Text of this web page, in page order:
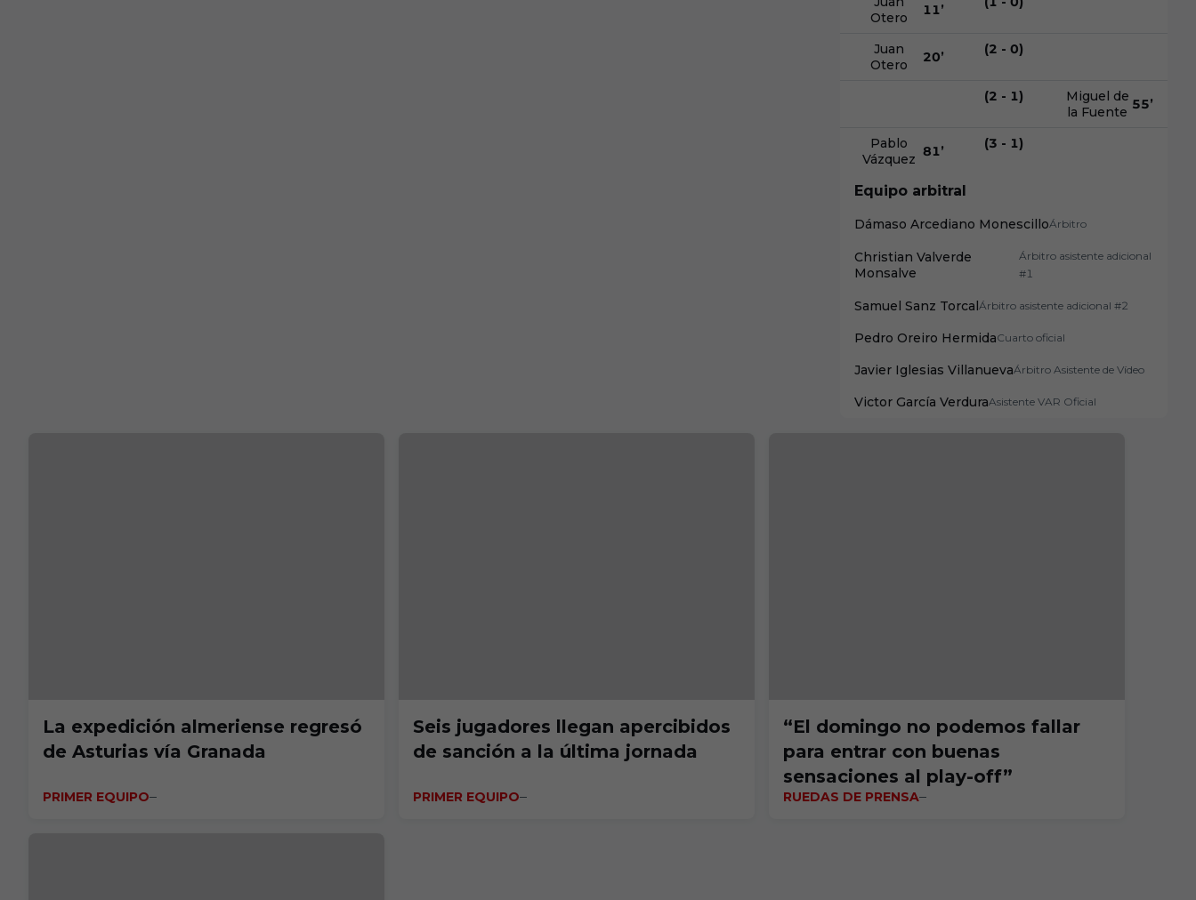
Otero
11’
Juan
Otero
20’ (2 - 0)
(2 - 1)
Miguel de
la Fuente 55’
Pablo
Vázquez 81’ (3 - 1)
Equipo arbitral
Dámaso Arcediano MonescilloÁrbitro
Christian Valverde
Monsalve
Árbitro asistente adicional
#1
Samuel Sanz TorcalÁrbitro asistente adicional #2
Pedro Oreiro HermidaCuarto oficial
Javier Iglesias VillanuevaÁrbitro Asistente de Vídeo
Victor García VerduraAsistente VAR Oficial
La expedición almeriense regresó
de Asturias vía Granada
PRIMER EQUIPO
Seis jugadores llegan apercibidos
de sanción a la última jornada
PRIMER EQUIPO
“El domingo no podemos fallar
para entrar con buenas
sensaciones al play-off”
RUEDAS DE PRENSA